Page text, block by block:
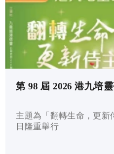
第 98 屆 2026 港九培
主題為「翻轉生命，更新
日隆重舉行